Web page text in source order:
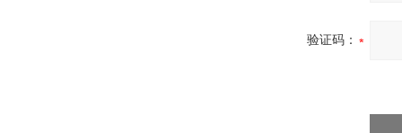
验证码：